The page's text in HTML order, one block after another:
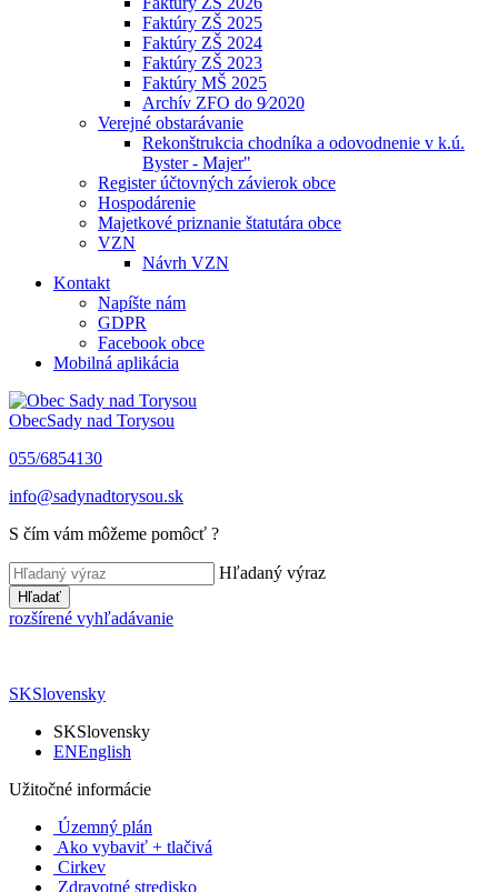
Faktúry ZŠ 2025
Faktúry ZŠ 2024
Faktúry ZŠ 2023
Faktúry MŠ 2025
Archív ZFO do 9⁄2020
Verejné obstarávanie
Rekonštrukcia chodníka a odovodnenie v k.ú.
Byster - Majer"
Register účtovných závierok obce
Hospodárenie
Majetkové priznanie štatutára obce
VZN
Návrh VZN
Kontakt
Napíšte nám
GDPR
Facebook obce
Mobilná aplikácia
ObecSady nad Torysou
055/6854130
info@sadynadtorysou.sk
S čím vám môžeme pomôcť ?
Hľadaný výraz
Hľadať
rozšírené vyhľadávanie
SKSlovensky
SKSlovensky
ENEnglish
Užitočné informácie
Územný plán
Ako vybaviť + tlačivá
Cirkev
Zdravotné stredisko